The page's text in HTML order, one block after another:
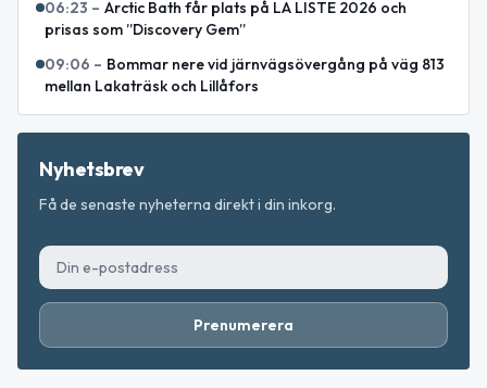
06:23 – Arctic Bath får plats på LA LISTE 2026 och
prisas som ”Discovery Gem”
09:06 – Bommar nere vid järnvägsövergång på väg 813
mellan Lakaträsk och Lillåfors
Nyhetsbrev
Få de senaste nyheterna direkt i din inkorg.
Prenumerera